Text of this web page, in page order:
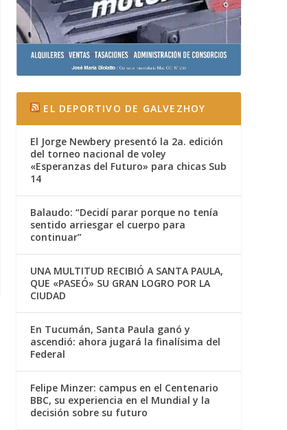
EL DEPORTIVO DE GALVEZHOY
El Jorge Newbery presentó la 2a. edición
del torneo nacional de voley
«Esperanzas del Futuro» para chicas Sub
14
Balaudo: “Decidí parar porque no tenía
sentido arriesgar el cuerpo para
continuar”
UNA MULTITUD RECIBIÓ A SANTA PAULA,
QUE «PASEÓ» SU GRAN LOGRO POR LA
CIUDAD
En Tucumán, Santa Paula ganó y
ascendió: ahora jugará la finalísima del
Federal
Felipe Minzer: campus en el Centenario
BBC, su experiencia en el Mundial y la
decisión sobre su futuro